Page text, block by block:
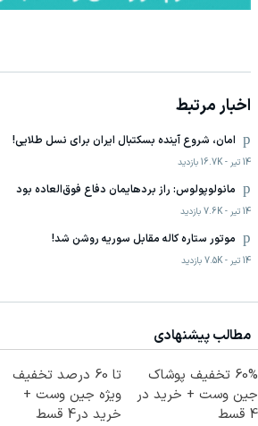
اخبار مرتبط
امان، شروع آینده بسکتبال ایران برای نسل طلایی!
14 تیر -
16.7K بازدید
مانولوپولوس: راز بردهایمان دفاع فوق‌العاده بود
14 تیر -
7.6K بازدید
موتور ستاره کاله مقابل سوریه روشن شد!
14 تیر -
7.5K بازدید
مطالب پیشنهادی
60% تخفیف پوشاک
جین وست + خرید در
4 قسط
تا 60 درصد تخفیف
ویژه جین وست +
خرید در4 قسط